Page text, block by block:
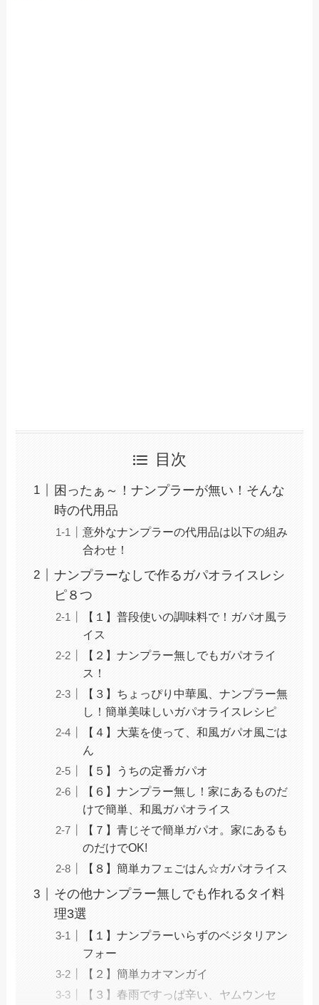
目次
困ったぁ～！ナンプラーが無い！そんな
時の代用品
意外なナンプラーの代用品は以下の組み
合わせ！
ナンプラーなしで作るガパオライスレシ
ピ８つ
【１】普段使いの調味料で！ガパオ風ラ
イス
【２】ナンプラー無しでもガパオライ
ス！
【３】ちょっぴり中華風、ナンプラー無
し！簡単美味しいガパオライスレシピ
【４】大葉を使って、和風ガパオ風ごは
ん
【５】うちの定番ガパオ
【６】ナンプラー無し！家にあるものだ
けで簡単、和風ガパオライス
【７】青じそで簡単ガパオ。家にあるも
のだけでOK!
【８】簡単カフェごはん☆ガパオライス
その他ナンプラー無しでも作れるタイ料
理3選
【１】ナンプラーいらずのベジタリアン
フォー
【２】簡単カオマンガイ
【３】春雨ですっぱ辛い、ヤムウンセ